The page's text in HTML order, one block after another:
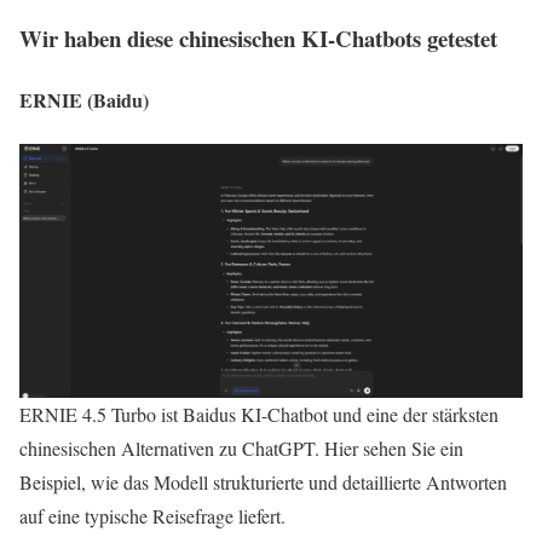
Wir haben diese chinesischen KI-Chatbots getestet
ERNIE (Baidu)
ERNIE 4.5 Turbo ist Baidus KI-Chatbot und eine der stärksten
chinesischen Alternativen zu ChatGPT. Hier sehen Sie ein
Beispiel, wie das Modell strukturierte und detaillierte Antworten
auf eine typische Reisefrage liefert.